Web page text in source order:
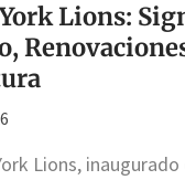
Lions:
Lions,